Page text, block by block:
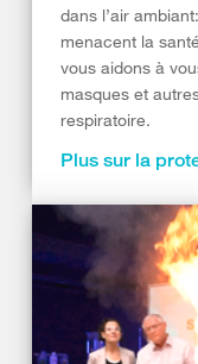
dans l’air
menacent la
vous aidons à
masques et
respiratoire.
Plus sur la